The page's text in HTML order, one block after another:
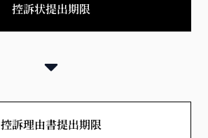
控訴状提出期限
控訴理由書提出期限